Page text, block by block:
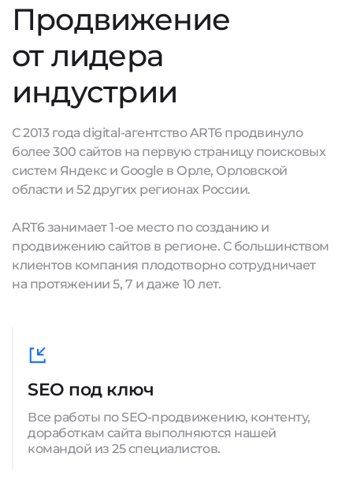
Продвижение
от лидера
индустрии
С 2013 года digital-агентство ART6 продвинуло
более 300 сайтов на первую страницу поисковых
систем Яндекс и Google в Орле, Орловской
области и 52 других регионах России.
ART6 занимает 1-ое место по созданию и
продвижению сайтов в регионе. С большинством
клиентов компания плодотворно сотрудничает
на протяжении 5, 7 и даже 10 лет.
SEO под ключ
Все работы по SEO-продвижению, контенту,
доработкам сайта выполняются нашей
командой из 25 специалистов.